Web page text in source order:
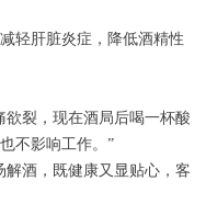
轻肝脏炎症，降低酒精性
欲裂，现在酒局后喝一杯酸
不影响工作。”
解酒，既健康又显贴心，客